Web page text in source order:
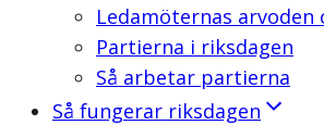
Ledamöternas arvoden
Partierna i riksdagen
Så arbetar partierna
Så fungerar riksdagen